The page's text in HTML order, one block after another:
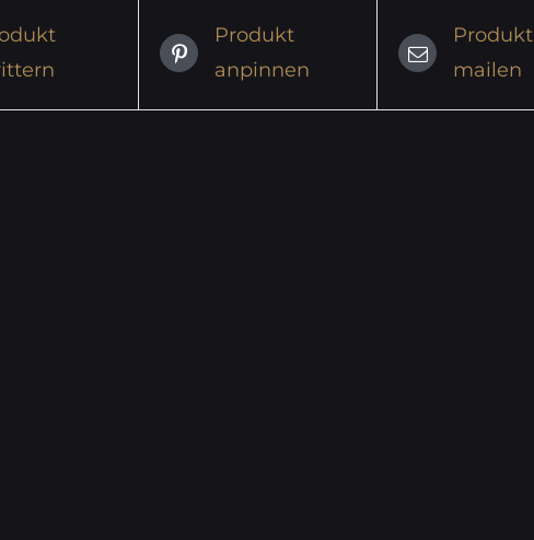
Produkt
anpinnen
Produkt
mailen